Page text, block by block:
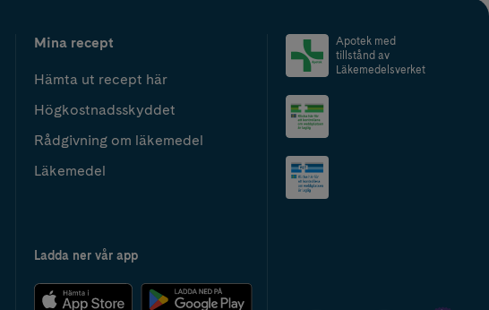
Mina recept
Hämta ut recept här
Högkostnadsskyddet
Rådgivning om läkemedel
Läkemedel
Ladda ner vår app
Apotek med
tillstånd av
Läkemedelsverket